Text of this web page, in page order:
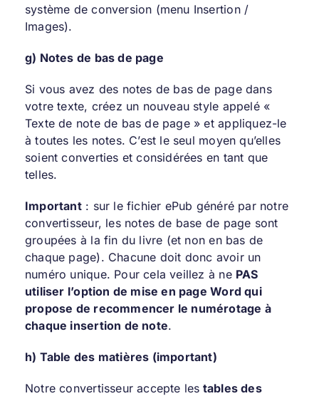
système de conversion (menu Insertion /
Images).
g) Notes de bas de page
Si vous avez des notes de bas de page dans
votre texte, créez un nouveau style appelé «
Texte de note de bas de page » et appliquez-le
à toutes les notes. C’est le seul moyen qu’elles
soient converties et considérées en tant que
telles.
Important: sur le fichier ePub généré par notre
convertisseur, les notes de base de page sont
groupées à la fin du livre (et non en bas de
chaque page). Chacune doit donc avoir un
numéro unique. Pour cela veillez à ne PAS
utiliser l’option de mise en page Word qui
propose de recommencer le numérotage à
chaque insertion de note.
h) Table des matières (important)
Notre convertisseur accepte les tables des